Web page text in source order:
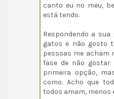
canto eu no meu,
está tendo.
Respondendo a
gatos e não gosto
pessoas me acham
fase de não gostar
primeira opção,
como. Acho que
todos amam, menos